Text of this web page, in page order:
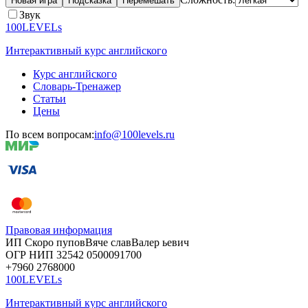
Звук
100LEVELs
Интерактивный курс английского
Курс английского
Словарь-Тренажер
Статьи
Цены
По всем вопросам:info@100levels.ru
Правовая информация
ИП Скоро пуповВяче славВалер ьевич
ОГР НИП 32542 0500091700
+7960 2768000
100LEVELs
Интерактивный курс английского